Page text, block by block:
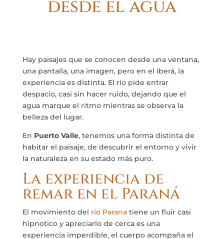
desde el agua
Hay paisajes que se conocen desde una ventana,
una pantalla, una imagen, pero en el Iberá, la
experiencia es distinta. El río pide entrar
despacio, casi sin hacer ruido, dejando que el
agua marque el ritmo mientras se observa la
belleza del lugar.
En Puerto Valle, tenemos una forma distinta de
habitar el paisaje, de descubrir el entorno y vivir
la naturaleza en su estado más puro.
La experiencia de
remar en el Paraná
El movimiento del río Paranatiene un fluir casi
hipnotico y apreciarlo de cerca es una
experiencia imperdible, el cuerpo acompaña el